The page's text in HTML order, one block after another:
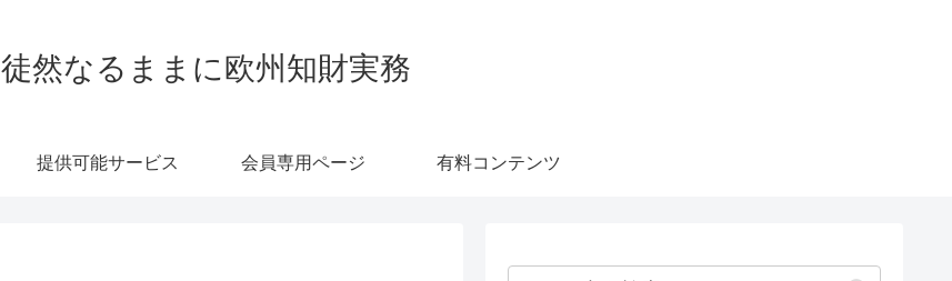
徒然なるままに欧州知財実務
提供可能サービス 会員専用ページ 有料コンテンツ